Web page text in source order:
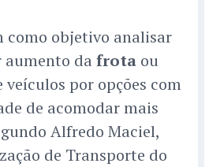
como objetivo analisar
aumento da frota ou
por opções com
de acomodar mais
Alfredo Maciel,
de Transporte do